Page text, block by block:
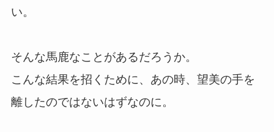
い。
そんな馬鹿なことがあるだろうか。
こんな結果を招くために、あの時、望美の手を
離したのではないはずなのに。